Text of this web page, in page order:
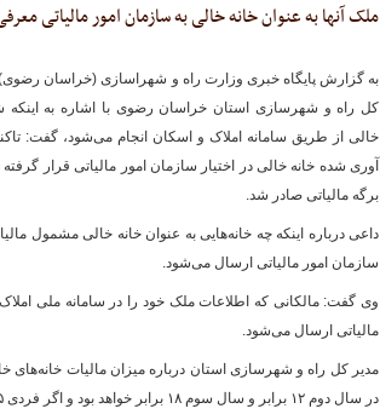
پایگاه خبری وزارت راه و
ملک آنها به عنوان خانه خالی به سازمان امور مالیاتی
به گزارش پایگاه خبری وزارت راه و شهراسازی (خراسان
کل راه و شهرسازی استان خراسان رضوی با اشاره به اینکه
خالی از طریق سامانه املاک و اسکان انجام می‌شود، گفت:
آوری شده خانه خالی در اختیار سازمان امور مالیاتی قرار
برگه مالیاتی صادر شد.
سازمان امور مالیاتی ارسال می‌شود.
وی گفت: مالکانی که اطلاعات ملک خود را در سامانه ملی
مالیاتی ارسال می‌شود.
در سال دوم ۱۲ برابر و سال سوم ۱۸ برابر خواهد بود و اگر فردی ۵ خانه خالی داشته باشد این رقم دو برابر می‌شود که عدد قابل توجهی است.